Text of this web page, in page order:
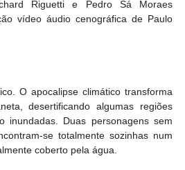
Riguetti e Pedro Sá Moraes
vídeo áudio cenográfica de Paulo
O apocalipse climático transforma
desertificando algumas regiões
inundadas. Duas personagens sem
se totalmente sozinhas num
coberto pela água.